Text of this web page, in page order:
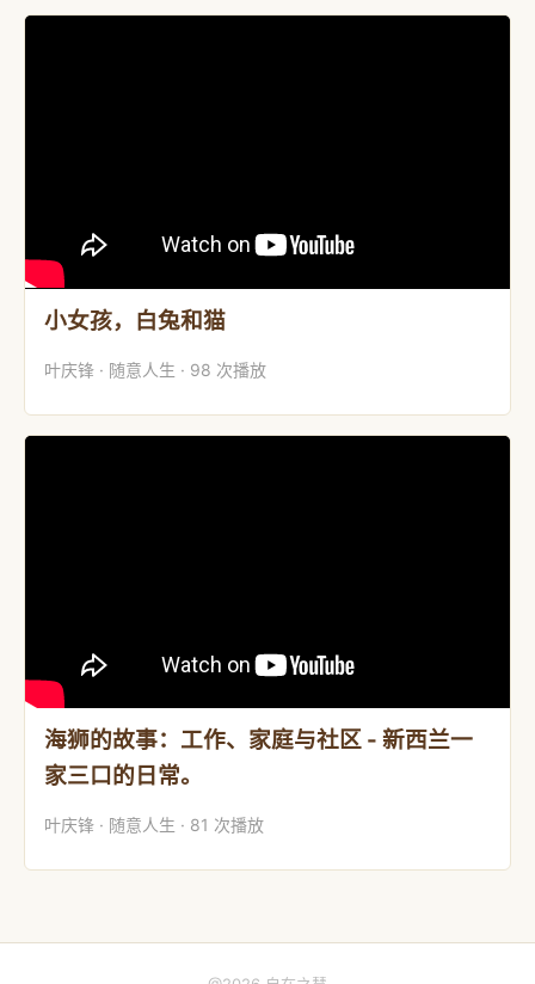
小女孩，白兔和猫
叶庆锋 · 随意人生 · 98 次播放
海狮的故事：工作、家庭与社区 - 新西兰一
家三口的日常。
叶庆锋 · 随意人生 · 81 次播放